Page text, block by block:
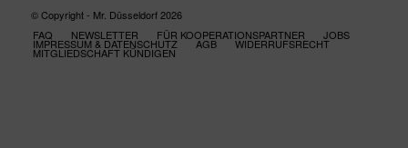
© Copyright - Mr. Düsseldorf 2026
FAQ
NEWSLETTER FÜR KOOPERATIONSPARTNER JOBS
IMPRESSUM & DATENSCHUTZ AGB WIDERRUFSRECHT
MITGLIEDSCHAFT KÜNDIGEN